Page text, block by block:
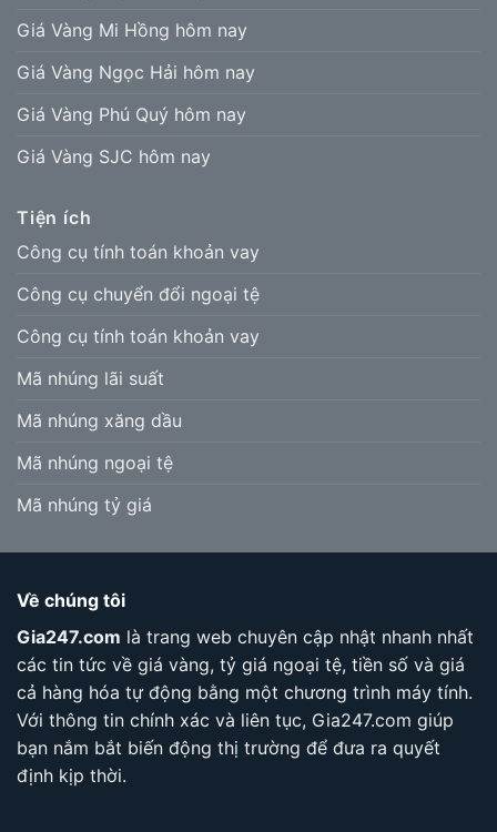
Giá Vàng Mi Hồng hôm nay
Giá Vàng Ngọc Hải hôm nay
Giá Vàng Phú Quý hôm nay
Giá Vàng SJC hôm nay
Tiện ích
Công cụ tính toán khoản vay
Công cụ chuyển đổi ngoại tệ
Công cụ tính toán khoản vay
Mã nhúng lãi suất
Mã nhúng xăng dầu
Mã nhúng ngoại tệ
Mã nhúng tỷ giá
Về chúng tôi
Gia247.com là trang web chuyên cập nhật nhanh nhất
các tin tức về giá vàng, tỷ giá ngoại tệ, tiền số và giá
cả hàng hóa tự động bằng một chương trình máy tính.
Với thông tin chính xác và liên tục, Gia247.com giúp
bạn nắm bắt biến động thị trường để đưa ra quyết
định kịp thời.